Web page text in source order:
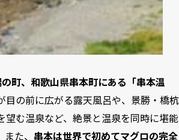
町、和歌山県串本町にある「串本温
目の前に広がる露天風呂や、景勝・橋杭
望む温泉など、絶景と温泉を同時に堪能
た、 串本は世界で初めてマグロの完全